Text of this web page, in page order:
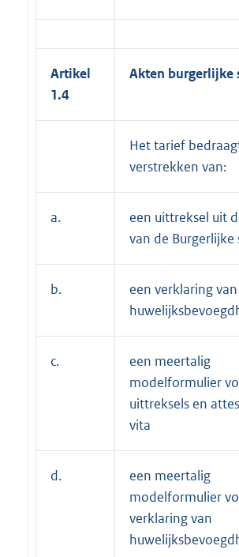
Artikel
1.4
Akten burgerlijke
Het tarief
verstrekken van:
a.
een uittreksel uit
van de Burgerlijke
b.
een verklaring van
c.
een meertalig
modelformulier
uittreksels en
vita
d.
een meertalig
modelformulier
verklaring van